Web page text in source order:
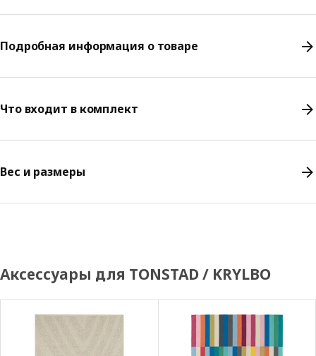
Подробная информация о товаре
Что входит в комплект
Вес и размеры
Аксессуары для TONSTAD / KRYLBO